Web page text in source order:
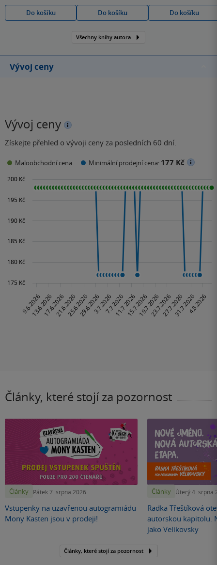
Do košíku Do košíku Do košíku
Všechny knihy autora
Vývoj ceny
Vývoj ceny
Získejte přehled o vývoji ceny za posledních 60 dní.
Maloobchodní cena Minimální prodejní cena: 177 Kč
Články, které stojí za pozornost
Články Pátek 7. srpna 2026
Vstupenky na uzavřenou autogramiádu
Mony Kasten jsou v prodeji!
Články Úterý 4. srpna
Radka Třeštíková
autorskou kapitolu.
jako Velikovsky
Články, které stojí za pozornost